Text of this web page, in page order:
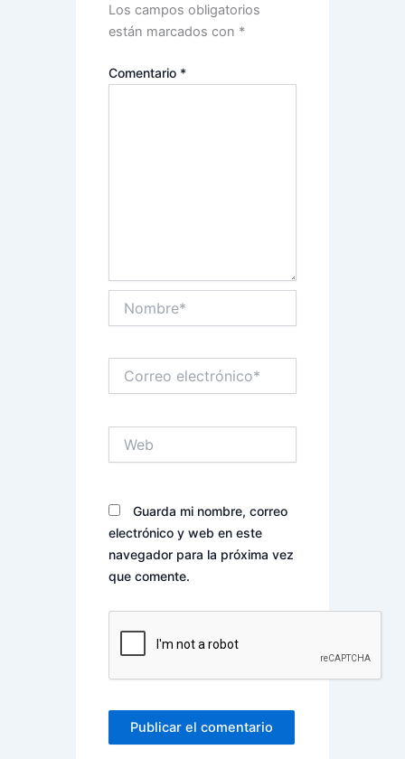
Los campos obligatorios
están marcados con *
Comentario *
electrónico*
Guarda mi nombre, correo
electrónico y web en este
navegador para la próxima vez
que comente.